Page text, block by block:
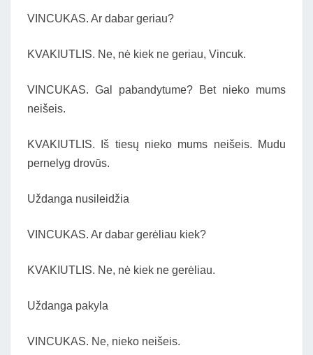
VINCUKAS. Ar dabar geriau?
KVAKIUTLIS. Ne, nė kiek ne geriau, Vincuk.
VINCUKAS. Gal pabandytume? Bet nieko mums
neišeis.
KVAKIUTLIS. Iš tiesų nieko mums neišeis. Mudu
pernelyg drovūs.
Uždanga nusileidžia
VINCUKAS. Ar dabar gerėliau kiek?
KVAKIUTLIS. Ne, nė kiek ne gerėliau.
Uždanga pakyla
VINCUKAS. Ne, nieko neišeis.